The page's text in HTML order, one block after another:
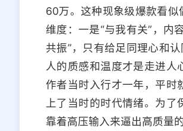
60万。这种现象级爆款看
维度：一是“与我有关”，内
共振”，只有给足同理心和
人的质感和温度才是走进人
作者当时入行才一年，平时
上了当时的时代情绪。为了
靠着高压输入来逼出高质量的